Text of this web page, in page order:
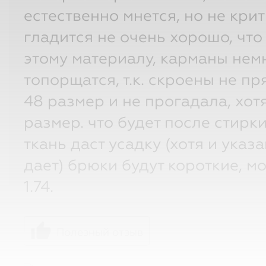
естественно мнется, но не
гладится не очень хорошо,
этому материалу, карманы
топорщатся, т.к. скроены не
48 размер и не прогадала,
размер. что будет после
ткань даст усадку (хотя и
дает) брюки будут короткие,